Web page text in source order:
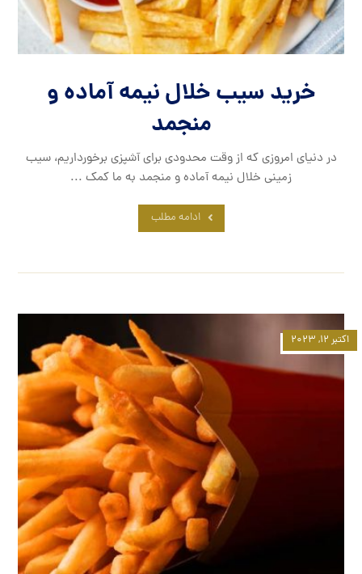
خرید سیب خلال نیمه آماده و
منجمد
در دنیای امروزی که از وقت محدودی برای آشپزی برخورداریم، سیب
زمینی خلال نیمه آماده و منجمد به ما کمک ...
ادامه مطلب
اکتبر ۱۲, ۲۰۲۳